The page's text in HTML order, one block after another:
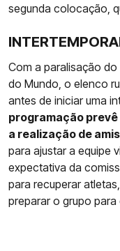
segunda colocação,
Com a paralisação
do Mundo, o elenco
antes de iniciar uma
programação
a realização de
para ajustar a equipe
expectativa da
para recuperar
preparar o grupo